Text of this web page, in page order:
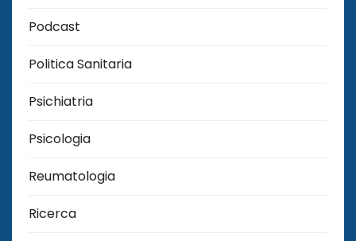
Podcast
Politica Sanitaria
Psichiatria
Psicologia
Reumatologia
Ricerca